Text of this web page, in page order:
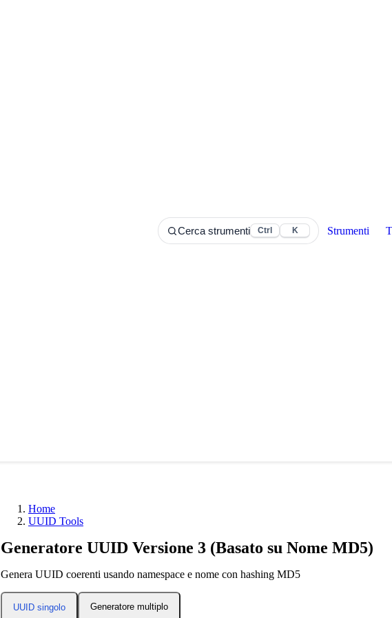
Cerca strumenti Ctrl K Strumenti
Home
UUID Tools
Generatore UUID Versione 3 (Basato su Nome MD5)
Genera UUID coerenti usando namespace e nome con hashing MD5
UUID singolo Generatore multiplo